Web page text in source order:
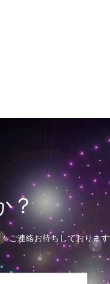
？
ご連絡お待ちしております